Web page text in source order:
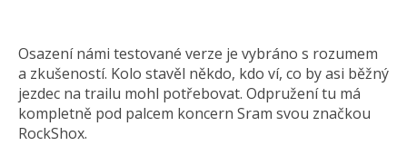
Osazení námi testované verze je vybráno s rozumem
a zkušeností. Kolo stavěl někdo, kdo ví, co by asi běžný
jezdec na trailu mohl potřebovat. Odpružení tu má
kompletně pod palcem koncern Sram svou značkou
RockShox.